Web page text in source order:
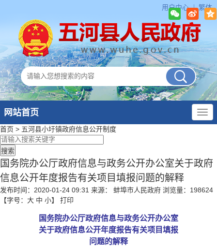
用户中心 繁体
网站首页
首页 > 五河县小圩镇政府信息公开制度
国务院办公厅政府信息与政务公开办公室关于政府
信息公开年度报告有关项目填报问题的解释
发布时间：2020-01-24 09:31 来源： 蚌埠市人民政府 浏览量： 198624
【字号： 大 中 小】 打印
国务院办公厅政府信息与政务公开办公室
关于政府信息公开年度报告有关项目填报
问题的解释